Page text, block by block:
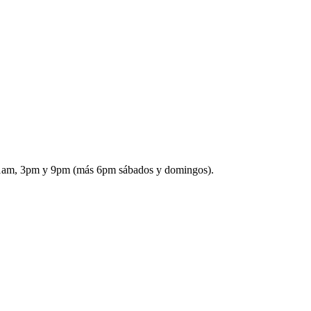
3pm y 9pm (más 6pm sábados y domingos).